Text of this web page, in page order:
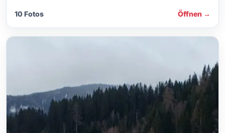
10 Fotos Öffnen →